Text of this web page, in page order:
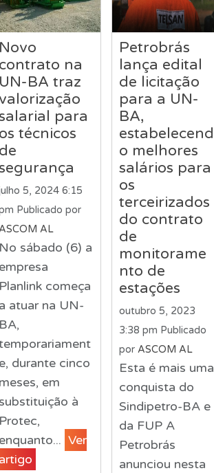
Novo
contrato na
UN-BA traz
valorização
para
os técnicos
de
5, 2024 6:15
Publicado por
AL
No sábado (6) a
empresa
Planlink começa
a atuar na UN-
BA,
e, durante cinco
meses, em
substituição à
Protec,
enquanto... Ver
artigo
Petrobrás
lança edital
de licitação
para a UN-
BA,
estabelecend
o melhores
salários para
os
terceirizados
do contrato
de
monitorame
nto de
estações
outubro 5, 2023
3:38 pm Publicado
porASCOM AL
Esta é mais uma
conquista do
Sindipetro-BA e
da FUP A
Petrobrás
anunciou nesta